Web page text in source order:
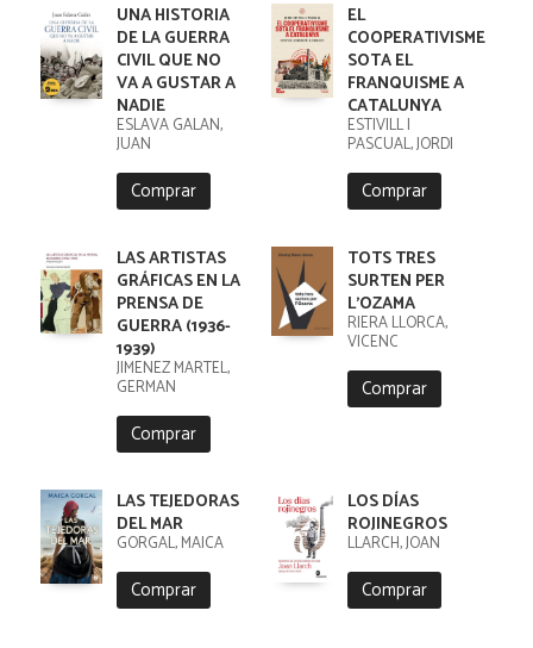
UNA HISTORIA
DE LA GUERRA
CIVIL QUE NO
VA A GUSTAR A
NADIE
ESLAVA GALAN,
JUAN
Comprar
EL
COOPERATIVISME
SOTA EL
FRANQUISME A
CATALUNYA
ESTIVILL I
PASCUAL, JORDI
Comprar
LAS ARTISTAS
GRÁFICAS EN LA
PRENSA DE
GUERRA (1936-
1939)
JIMENEZ MARTEL,
GERMAN
Comprar
TOTS TRES
SURTEN PER
L'OZAMA
RIERA LLORCA,
VICENC
Comprar
LAS TEJEDORAS
DEL MAR
GORGAL, MAICA
Comprar
LOS DÍAS
ROJINEGROS
LLARCH, JOAN
Comprar